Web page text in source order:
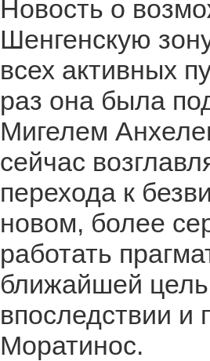
Новость о
Шенгенскую
всех активных
раз она была
Мигелем
сейчас
перехода к
новом, более
работать
ближайшей
впоследствии и
Моратинос.